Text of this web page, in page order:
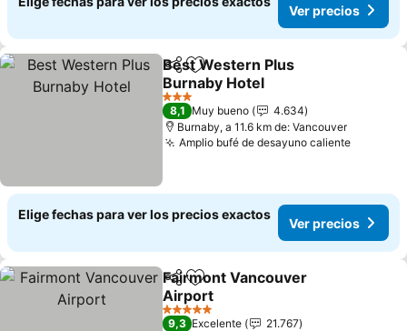
Ver precios
CompartirAgregar a favoritos
Best Western Plus
Burnaby Hotel
Ver precios
3 Estrellas
8,1 Muy bueno
4.634
Burnaby, a 11.6 km de: Vancouver
Amplio bufé de desayuno calienteVer
Elige fechas para ver los precios exactos
Ver precios
CompartirAgregar a favoritos
Fairmont Vancouver
Airport
Ver precios
5 Estrellas
9,3 Excelente
21.767